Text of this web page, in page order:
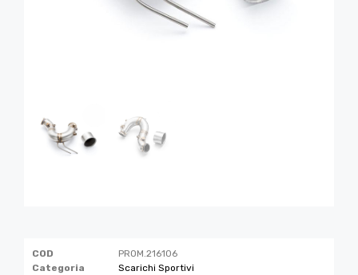
COD
PROM.216106
Categoria
Scarichi Sportivi